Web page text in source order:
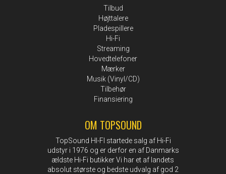
Tilbud
Højttalere
Pladespillere
Hi-Fi
Streaming
Hovedtelefoner
Mærker
Musik (Vinyl/CD)
Tilbehør
Finansiering
OM TOPSOUND
TopSound HI-FI startede salg af Hi-Fi
udstyr i 1976 og er derfor en af Danmarks
ældste Hi-Fi butikker Vi har et af landets
absolut største og bedste udvalg af god 2